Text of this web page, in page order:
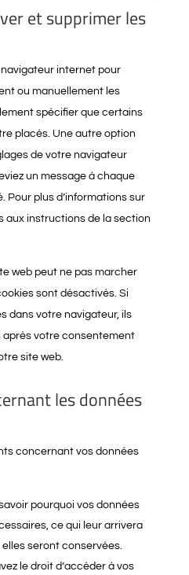
et supprimer les
internet pour
ou manuellement les
spécifier que certains
placés. Une autre option
de votre navigateur
un message à chaque
Pour plus d’informations sur
aux instructions de la section
web peut ne pas marcher
sont désactivés. Si
dans votre navigateur, ils
après votre consentement
site web.
les données
concernant vos données
pourquoi vos données
ce qui leur arrivera
seront conservées.
le droit d’accéder à vos